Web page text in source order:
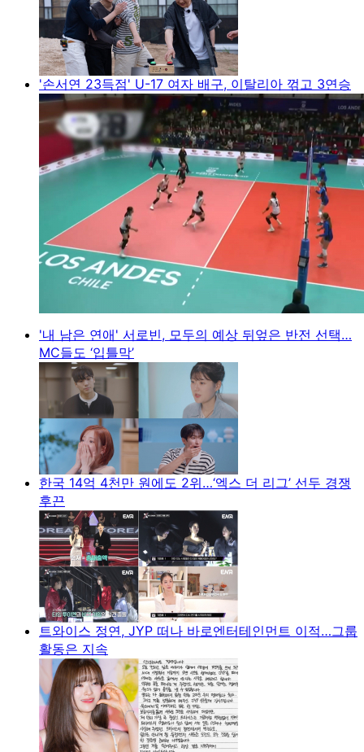
'손서연 23득점' U-17 여자 배구, 이탈리아 꺾고 3연승
'내 남은 연애' 서로빈, 모두의 예상 뒤엎은 반전 선택…
MC들도 ‘입틀막’
한국 14억 4천만 원에도 2위…‘엑스 더 리그’ 선두 경쟁
후끈
트와이스 정연, JYP 떠나 바로엔터테인먼트 이적…그룹
활동은 지속